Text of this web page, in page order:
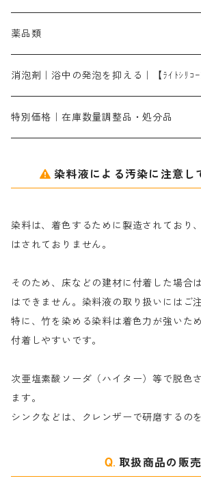
ターキスブルーHNG｜緑みの空色
片羽刷毛
ライトフィックスAコンク｜綿・麻もしくは直接
シルクフィックス３A｜絹の染料定着向上剤
アルカリ剤｜反応染料用
ソーダ灰
染料溶解剤
セレナゾールPDN｜各種染料の染料溶解剤
たんぱく質系
化学糊（PVA）
防腐剤｜アルカリ性
全体脱色｜ハイドロサルファイトコンク
部分脱色｜デグロリンSコンク
脱色助剤｜浸透・複色抑制剤
メイプロガムNP｜にじみ防止剤
アミラヂンD｜浸透・複色抑制剤
染料溶解剤｜染料の均一な浸透・吸着を補
捺染糊
メイプロガムNP（綿・麻・絹用｜直接・酸性・
白場汚染防止剤｜ソーピング剤｜水洗す
薬品類
ア行
カ行
ナ行
ハ行
マ行
消泡剤｜浴中の発泡を抑える｜【ﾗｲﾄｼﾘｺｰ
特別価格｜在庫数量調整品・処分品
粉末顔料
綿・麻を染める染料
絹・羊毛を染める染料
染料液による汚染に注意し
染料は、着色するために製造されており
はされておりません。
そのため、床などの建材に付着した場合
はできません。染料液の取り扱いにはご
特に、竹を染める染料は着色力が強いた
付着しやすいです。
次亜塩素酸ソーダ（ハイター）等で脱色
ます。
シンクなどは、クレンザーで研磨するの
取扱商品の販売